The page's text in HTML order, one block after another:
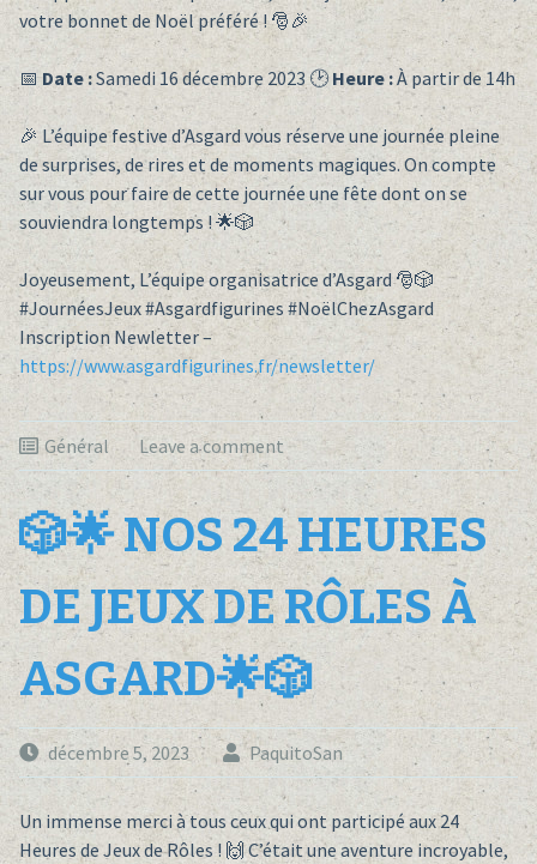
votre bonnet de Noël préféré ! 🎅🎉
📅 Date :Samedi 16 décembre 2023 🕑 Heure :À partir de 14h
🎉 L’équipe festive d’Asgard vous réserve une journée pleine
de surprises, de rires et de moments magiques. On compte
sur vous pour faire de cette journée une fête dont on se
souviendra longtemps ! 🌟🎲
Joyeusement, L’équipe organisatrice d’Asgard 🎅🎲
#JournéesJeux #Asgardfigurines #NoëlChezAsgard
Inscription Newletter –
https://www.asgardfigurines.fr/newsletter/
Général Leave a comment
🎲🌟 NOS 24 HEURES
DE JEUX DE RÔLES À
ASGARD🌟🎲
décembre 5, 2023 PaquitoSan
Un immense merci à tous ceux qui ont participé aux 24
Heures de Jeux de Rôles ! 🙌 C’était une aventure incroyable,